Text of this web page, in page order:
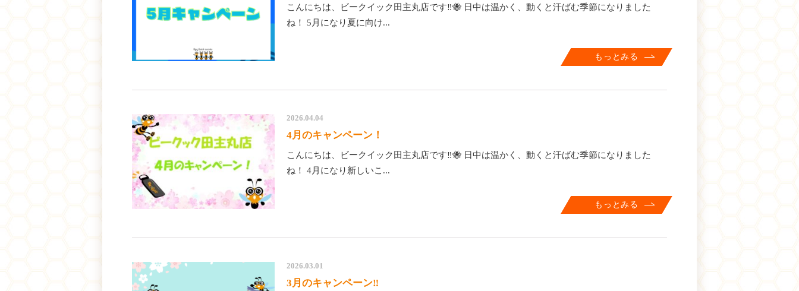
こんにちは、ビークイック田主丸店です‼️🐝 日中は温かく、動くと汗ばむ季節になりました
ね！ 5月になり夏に向け...
もっとみる
2026.04.04
4月のキャンペーン！
こんにちは、ビークイック田主丸店です‼️🐝 日中は温かく、動くと汗ばむ季節になりました
ね！ 4月になり新しいこ...
もっとみる
2026.03.01
3月のキャンペーン‼